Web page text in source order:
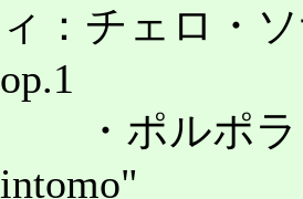
ィ：チェロ・
op.1
・ポルポラ
intomo"